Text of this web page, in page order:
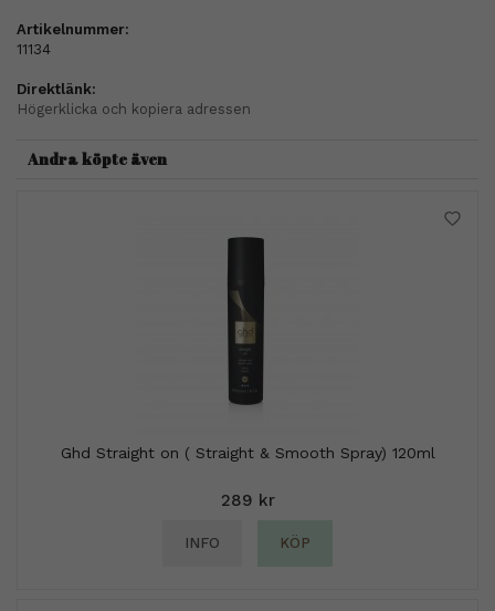
Artikelnummer:
11134
Direktlänk:
Högerklicka och kopiera adressen
Andra köpte även
Ghd Straight on ( Straight & Smooth Spray) 120ml
289 kr
INFO KÖP